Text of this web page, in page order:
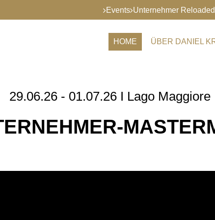
Events Unternehmer Reloaded
HOME ÜBER DANIEL
29.06.26 - 01.07.26 I Lago Maggiore